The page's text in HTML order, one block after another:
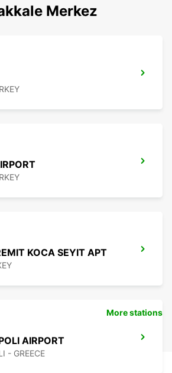
Merkez
KOCA SEYIT APT
AIRPORT
- GREECE
More stations